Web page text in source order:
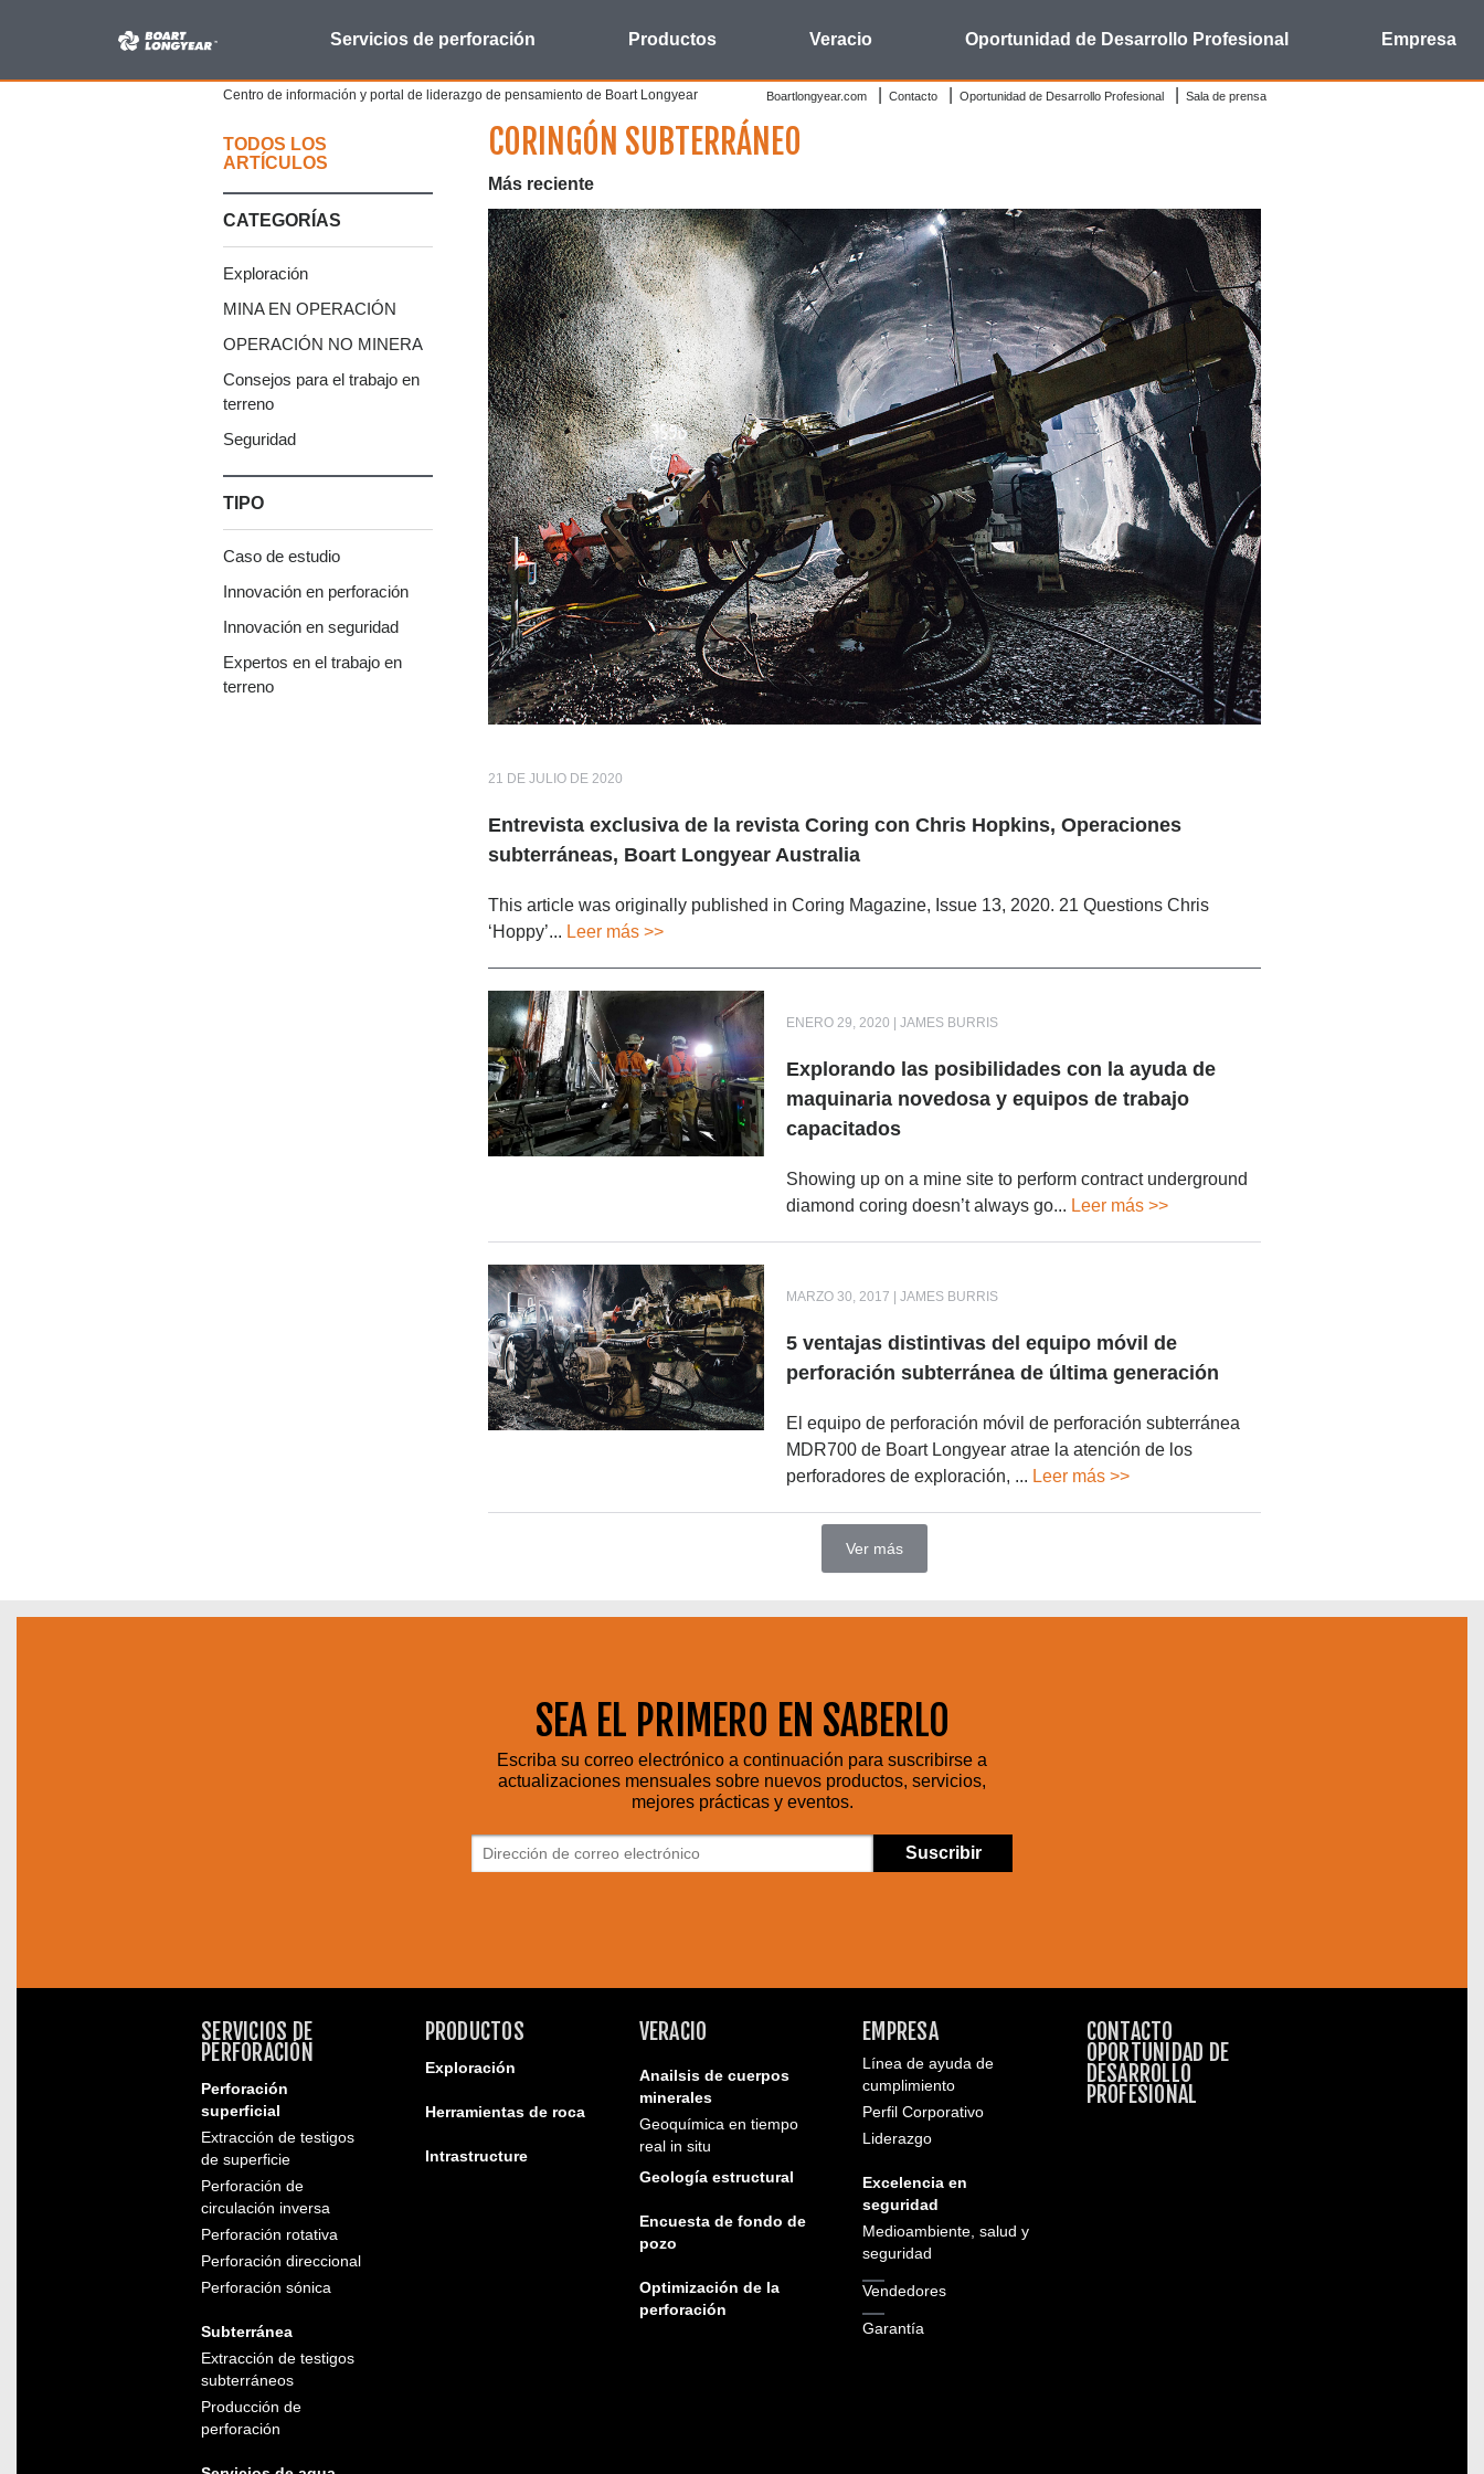
Servicios de perforación Productos Veracio Oportunidad de Desarrollo Profesional Empresa
Centro de información y portal de liderazgo de pensamiento de Boart Longyear Boartlongyear.com Contacto Oportunidad de Desarrollo Profesional Sala de prensa
TODOS LOS
ARTÍCULOS
CATEGORÍAS
Exploración
MINA EN OPERACIÓN
OPERACIÓN NO MINERA
Consejos para el trabajo en
terreno
Seguridad
TIPO
Caso de estudio
Innovación en perforación
Innovación en seguridad
Expertos en el trabajo en
terreno
CORINGÓN SUBTERRÁNEO
Más reciente
21 DE JULIO DE 2020
Entrevista exclusiva de la revista Coring con Chris Hopkins, Operaciones
subterráneas, Boart Longyear Australia
This article was originally published in Coring Magazine, Issue 13, 2020. 21 Questions Chris
‘Hoppy’... Leer más >>
ENERO 29, 2020 | JAMES BURRIS
Explorando las posibilidades con la ayuda de
maquinaria novedosa y equipos de trabajo
capacitados
Showing up on a mine site to perform contract underground
diamond coring doesn’t always go... Leer más >>
MARZO 30, 2017 | JAMES BURRIS
5 ventajas distintivas del equipo móvil de
perforación subterránea de última generación
El equipo de perforación móvil de perforación subterránea
MDR700 de Boart Longyear atrae la atención de los
perforadores de exploración, ... Leer más >>
Ver más
SEA EL PRIMERO EN SABERLO
Escriba su correo electrónico a continuación para suscribirse a
actualizaciones mensuales sobre nuevos productos, servicios,
mejores prácticas y eventos.
SERVICIOS DE
PERFORACIÓN
Perforación
superficial
Extracción de testigos
de superficie
Perforación de
circulación inversa
Perforación rotativa
Perforación direccional
Perforación sónica
Subterránea
Extracción de testigos
subterráneos
Producción de
perforación
PRODUCTOS
Exploración
Herramientas de roca
Intrastructure
VERACIO
Anailsis de cuerpos
minerales
Geoquímica en tiempo
real in situ
Geología estructural
Encuesta de fondo de
pozo
Optimización de la
perforación
EMPRESA
Línea de ayuda de
cumplimiento
Perfil Corporativo
Liderazgo
Excelencia en
seguridad
Medioambiente, salud y
seguridad
Vendedores
Garantía
CONTACTO
OPORTUNIDAD DE
DESARROLLO
PROFESIONAL